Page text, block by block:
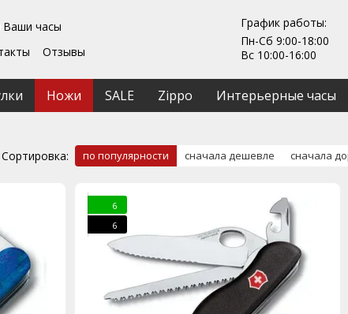
Ваши часы
Отзывы
График работы:
Пн-Сб 9:00-18:00
Вс 10:00-16:00
Ножи SALE Zippo Интерьерные часы
Сортировка: по популярности сначала дешевле сначала
6
6